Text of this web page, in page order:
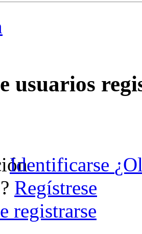
usuarios
Identificarse
Regístrese
registrarse